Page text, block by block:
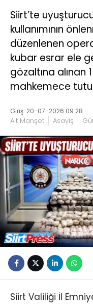
Siirt’te
kullanımının
düzenlenen
kubar esrar ele
gözaltına alınan 1
mahkemece
Giriş: 20-07-2026 09:28
Alt Manşet Asayiş
Siirt Valiliği İl